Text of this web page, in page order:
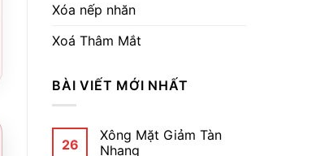
Xóa nếp nhăn
Xoá Thâm Mắt
BÀI VIẾT MỚI NHẤT
26
Xông Mặt Giảm Tàn
Nhang